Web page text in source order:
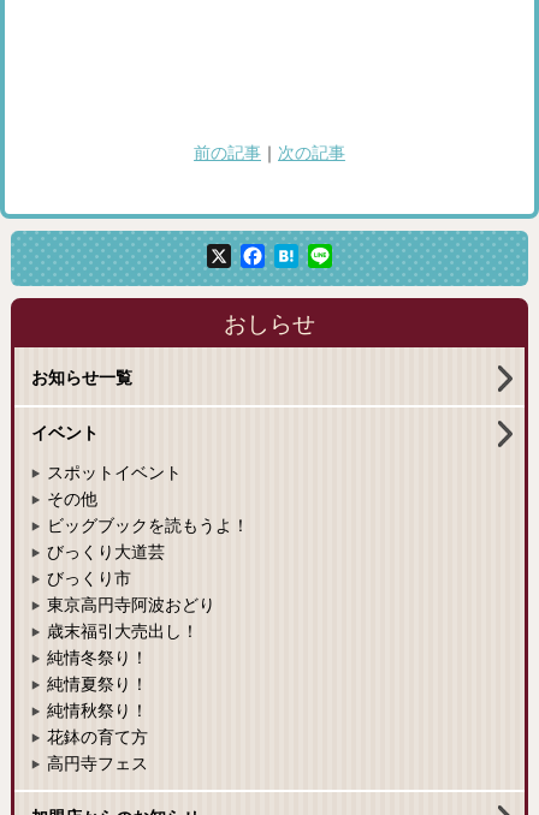
前の記事 ｜ 次の記事
X Facebook
Hatena
Line
おしらせ
お知らせ一覧
イベント
スポットイベント
その他
ビッグブックを読もうよ！
びっくり大道芸
びっくり市
東京高円寺阿波おどり
歳末福引大売出し！
純情冬祭り！
純情夏祭り！
純情秋祭り！
花鉢の育て方
高円寺フェス